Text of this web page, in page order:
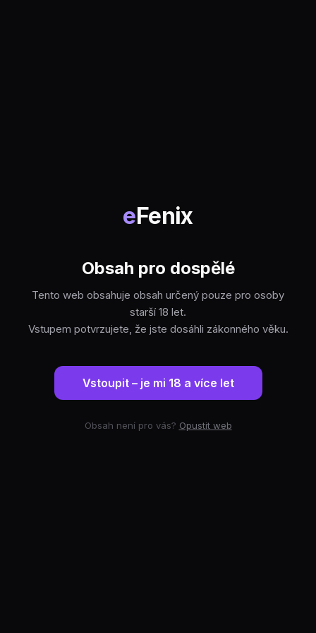
eFenix
Obsah pro dospělé
Tento web obsahuje obsah určený pouze pro osoby
starší 18 let.
Vstupem potvrzujete, že jste dosáhli zákonného věku.
Vstoupit – je mi 18 a více let
Obsah není pro vás? Opustit web